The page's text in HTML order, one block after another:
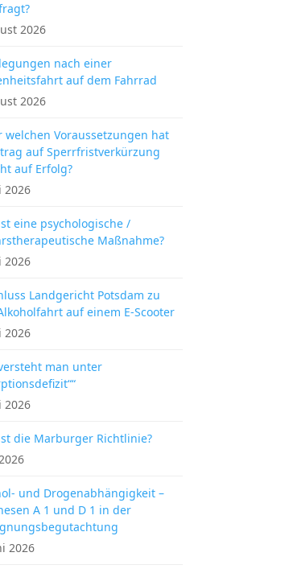
2026
nach einer
auf dem Fahrrad
2026
welchen Voraussetzungen hat
auf Sperrfristverkürzung
auf Erfolg?
2026
eine psychologische /
Maßnahme?
2026
Landgericht Potsdam zu
auf einem E-Scooter
2026
man unter
2026
die Marburger Richtlinie?
und Drogenabhängigkeit –
A 1 und D 1 in der
2026